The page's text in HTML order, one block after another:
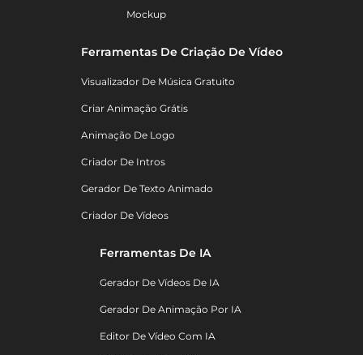
Mockup
Ferramentas De Criação De Vídeo
Visualizador De Música Gratuito
Criar Animação Grátis
Animação De Logo
Criador De Intros
Gerador De Texto Animado
Criador De Vídeos
Ferramentas De IA
Gerador De Vídeos De IA
Gerador De Animação Por IA
Editor De Vídeo Com IA